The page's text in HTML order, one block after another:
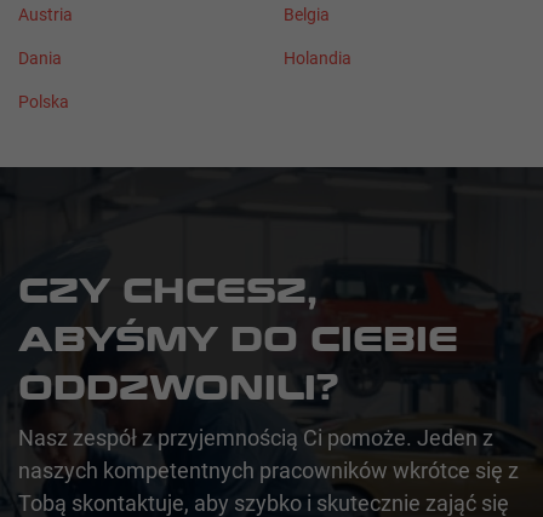
Austria Belgia
Dania Holandia
Polska
CZY CHCESZ,
ABYŚMY DO CIEBIE
ODDZWONILI?
Nasz zespół z przyjemnością Ci pomoże. Jeden z
naszych kompetentnych pracowników wkrótce się z
Tobą skontaktuje, aby szybko i skutecznie zająć się